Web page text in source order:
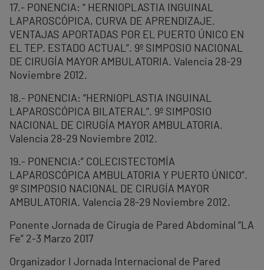
17.- PONENCIA: “ HERNIOPLASTIA INGUINAL
LAPAROSCÓPICA, CURVA DE APRENDIZAJE.
VENTAJAS APORTADAS POR EL PUERTO ÚNICO EN
EL TEP. ESTADO ACTUAL”. 9º SIMPOSIO NACIONAL
DE CIRUGÍA MAYOR AMBULATORIA. Valencia 28-29
Noviembre 2012.
18.- PONENCIA: “HERNIOPLASTIA INGUINAL
LAPAROSCÓPICA BILATERAL”. 9º SIMPOSIO
NACIONAL DE CIRUGÍA MAYOR AMBULATORIA.
Valencia 28-29 Noviembre 2012.
19.- PONENCIA:” COLECISTECTOMÍA
LAPAROSCÓPICA AMBULATORIA Y PUERTO ÚNICO”.
9º SIMPOSIO NACIONAL DE CIRUGÍA MAYOR
AMBULATORIA. Valencia 28-29 Noviembre 2012.
Ponente Jornada de Cirugía de Pared Abdominal “LA
Fe” 2-3 Marzo 2017
Organizador I Jornada Internacional de Pared